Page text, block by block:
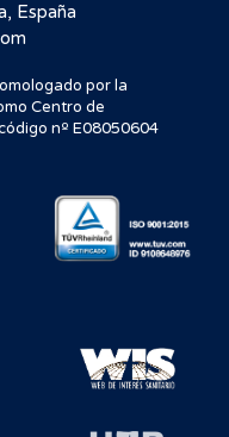
España
por la
Centro de
nº E08050604